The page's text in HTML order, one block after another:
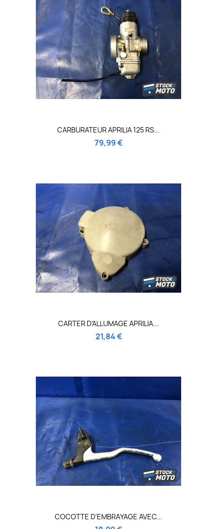
CARBURATEUR APRILIA 125 RS...
79,99 €
CARTER D'ALLUMAGE APRILIA...
21,84 €
COCOTTE D'EMBRAYAGE AVEC...